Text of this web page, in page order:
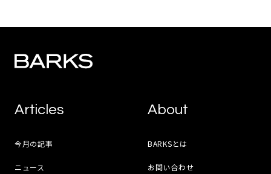
Articles
今月の記事
ニュース
About
BARKSとは
お問い合わせ